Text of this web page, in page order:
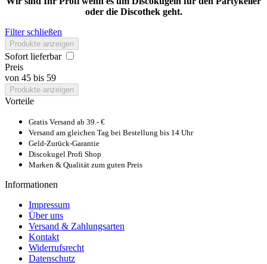
oder die Discothek geht.
Filter schließen
Produkte anzeigen
Sofort lieferbar
Preis
von 45 bis 59
Produkte anzeigen
Vorteile
Gratis Versand ab 39.- €
Versand am gleichen Tag bei Bestellung bis 14 Uhr
Geld-Zurück-Garantie
Discokugel Profi Shop
Marken & Qualität zum guten Preis
Informationen
Impressum
Über uns
Versand & Zahlungsarten
Kontakt
Widerrufsrecht
Datenschutz